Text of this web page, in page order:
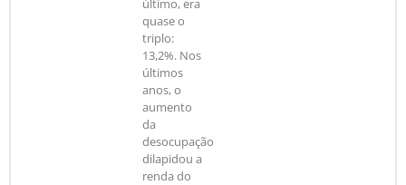
último, era
quase o
triplo:
13,2%. Nos
últimos
anos, o
aumento
da
desocupação
dilapidou a
renda do